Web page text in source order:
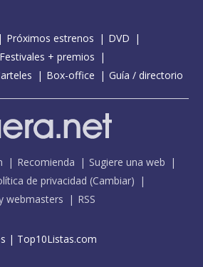
Próximos estrenos
DVD
Festivales + premios
Box-office Guía / directorio
Recomienda
Sugiere una web
de privacidad (Cambiar)
webmasters RSS
| Top10Listas.com